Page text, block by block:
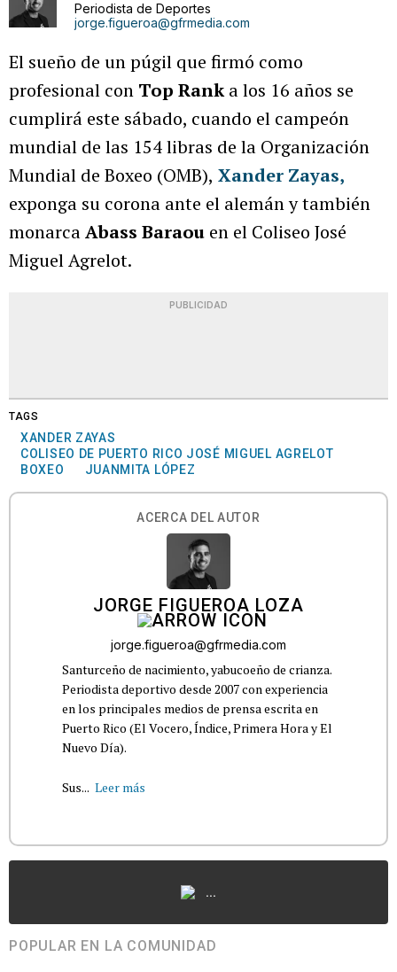
Periodista de Deportes
jorge.figueroa@gfrmedia.com
El sueño de un púgil que firmó como
profesional con Top Ranka los 16 años se
cumplirá este sábado, cuando el campeón
mundial de las 154 libras de la Organización
Mundial de Boxeo (OMB), Xander Zayas,
exponga su corona ante el alemán y también
monarcaAbass Baraou en el Coliseo José
Miguel Agrelot.
PUBLICIDAD
TAGS
XANDER ZAYAS
COLISEO DE PUERTO RICO JOSÉ MIGUEL AGRELOT
BOXEO
JUANMITA LÓPEZ
ACERCA DEL AUTOR
JORGE FIGUEROA LOZA
jorge.figueroa@gfrmedia.com
Santurceño de nacimiento, yabucoeño de crianza.
Periodista deportivo desde 2007 con experiencia
en los principales medios de prensa escrita en
Puerto Rico (El Vocero, Índice, Primera Hora y El
Nuevo Día).
Sus... Leer más
...
POPULAR EN LA COMUNIDAD